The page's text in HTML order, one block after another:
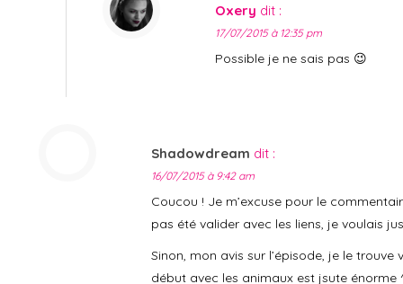
Oxery dit :
17/07/2015 à 12:35 pm
Possible je ne sais pas 😉
Shadowdream dit :
16/07/2015 à 9:42 am
Coucou ! Je m’excuse pour le
pas été valider avec les liens, je voulais
Sinon, mon avis sur l’épisode, je le
début avec les animaux est jsute